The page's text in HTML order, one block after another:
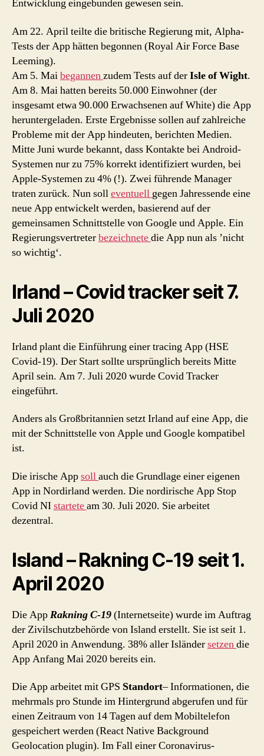
Entwicklung eingebunden gewesen sein.
Am 22. April teilte die britische Regierung mit, Alpha-
Tests der App hätten begonnen (Royal Air Force Base
Leeming).
Am 5. Maibegannenzudem Tests auf derIsle of Wight.
Am 8. Mai hatten bereits 50.000 Einwohner (der
insgesamt etwa 90.000 Erwachsenen auf White) die App
heruntergeladen. Erste Ergebnisse sollen auf zahlreiche
Probleme mit der App hindeuten, berichten Medien.
Mitte Juni wurde bekannt, dass Kontakte bei Android-
Systemen nur zu 75% korrekt identifiziert wurden, bei
Apple-Systemen zu 4% (!). Zwei führende Manager
traten zurück. Nun solleventuell gegen Jahressende eine
neue App entwickelt werden, basierend auf der
gemeinsamen Schnittstelle von Google und Apple. Ein
Regierungsvertreterbezeichnetedie App nun als ’nicht
so wichtig‘.
Irland – Covid tracker seit 7.
Juli 2020
Irland plant die Einführung einer tracing App (HSE
Covid-19). Der Start sollte ursprünglich bereits Mitte
April sein. Am 7. Juli 2020 wurde Covid Tracker
eingeführt.
Anders als Großbritannien setzt Irland auf eine App, die
mit der Schnittstelle von Apple und Google kompatibel
ist.
Die irische Appsollauch die Grundlage einer eigenen
App in Nordirland werden. Die nordirische App Stop
Covid NIstarteteam 30. Juli 2020. Sie arbeitet
dezentral.
Island – Rakning C-19 seit 1.
April 2020
Die AppRakning C-19(Internetseite) wurde im Auftrag
der Zivilschutzbehörde von Island erstellt. Sie ist seit 1.
April 2020 in Anwendung. 38% aller Isländersetzendie
App Anfang Mai 2020 bereits ein.
Die App arbeitet mit GPS Standort– Informationen, die
mehrmals pro Stunde im Hintergrund abgerufen und für
einen Zeitraum von 14 Tagen auf dem Mobiltelefon
gespeichert werden (React Native Background
Geolocation plugin). Im Fall einer Coronavirus-